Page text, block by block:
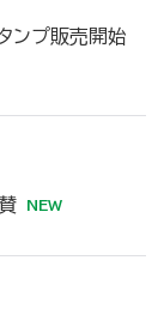
タンプ販売開始